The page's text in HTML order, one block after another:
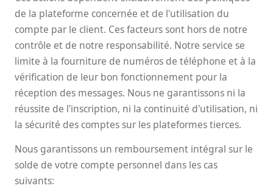
de la plateforme concernée et de l'utilisation du
compte par le client. Ces facteurs sont hors de notre
contrôle et de notre responsabilité. Notre service se
limite à la fourniture de numéros de téléphone et à la
vérification de leur bon fonctionnement pour la
réception des messages. Nous ne garantissons ni la
réussite de l'inscription, ni la continuité d'utilisation, ni
la sécurité des comptes sur les plateformes tierces.
Nous garantissons un remboursement intégral sur le
solde de votre compte personnel dans les cas
suivants: